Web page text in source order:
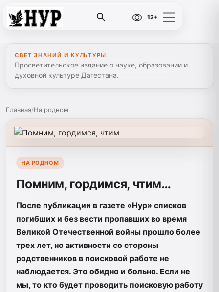
12+
СВЕТ ЗНАНИЙ И КУЛЬТУРЫ
Просветительское издание о науке, образовании и
духовной культуре Дагестана.
Главная/На родном
НА РОДНОМ
Помним, гордимся, чтим…
После публикации в газете «Нур» списков
погибших и без вести пропавших во время
Великой Отечественной войны прошло более
трех лет, но активности со стороны
родственников в поисковой работе не
наблюдается. Это обидно и больно. Если не
мы, то кто будет проводить поисковую работу